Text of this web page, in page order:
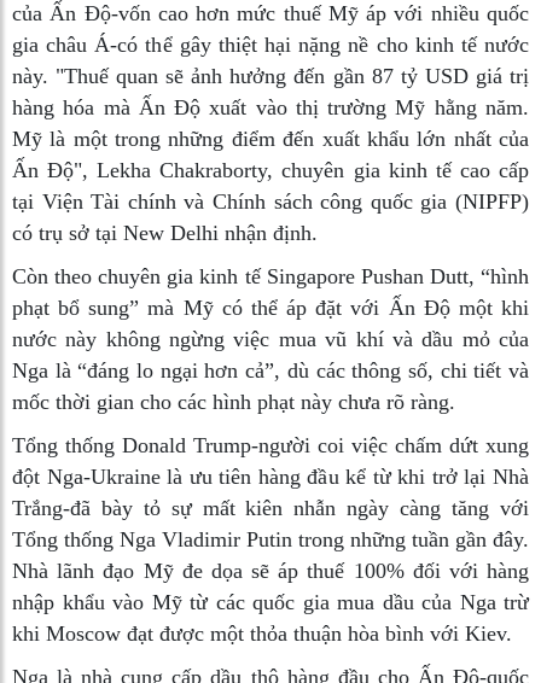
của Ấn Độ-vốn cao hơn mức thuế Mỹ áp với nhiều quốc
gia châu Á-có thể gây thiệt hại nặng nề cho kinh tế nước
này. "Thuế quan sẽ ảnh hưởng đến gần 87 tỷ USD giá trị
hàng hóa mà Ấn Độ xuất vào thị trường Mỹ hằng năm.
Mỹ là một trong những điểm đến xuất khẩu lớn nhất của
Ấn Độ", Lekha Chakraborty, chuyên gia kinh tế cao cấp
tại Viện Tài chính và Chính sách công quốc gia (NIPFP)
có trụ sở tại New Delhi nhận định.
Còn theo chuyên gia kinh tế Singapore Pushan Dutt, “hình
phạt bổ sung” mà Mỹ có thể áp đặt với Ấn Độ một khi
nước này không ngừng việc mua vũ khí và dầu mỏ của
Nga là “đáng lo ngại hơn cả”, dù các thông số, chi tiết và
mốc thời gian cho các hình phạt này chưa rõ ràng.
Tổng thống Donald Trump-người coi việc chấm dứt xung
đột Nga-Ukraine là ưu tiên hàng đầu kể từ khi trở lại Nhà
Trắng-đã bày tỏ sự mất kiên nhẫn ngày càng tăng với
Tổng thống Nga Vladimir Putin trong những tuần gần đây.
Nhà lãnh đạo Mỹ đe dọa sẽ áp thuế 100% đối với hàng
nhập khẩu vào Mỹ từ các quốc gia mua dầu của Nga trừ
khi Moscow đạt được một thỏa thuận hòa bình với Kiev.
Nga là nhà cung cấp dầu thô hàng đầu cho Ấn Độ-quốc